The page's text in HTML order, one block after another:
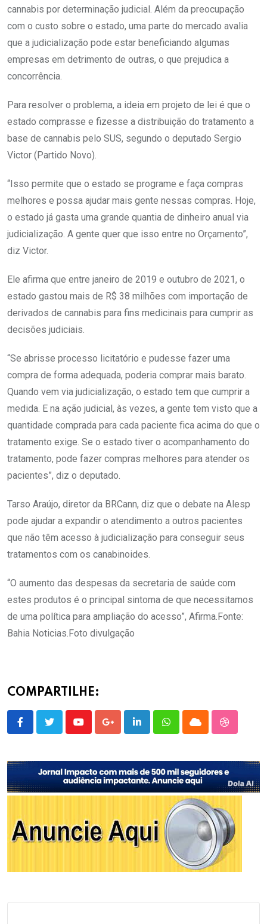
cannabis por determinação judicial. Além da preocupação
com o custo sobre o estado, uma parte do mercado avalia
que a judicialização pode estar beneficiando algumas
empresas em detrimento de outras, o que prejudica a
concorrência.
Para resolver o problema, a ideia em projeto de lei é que o
estado comprasse e fizesse a distribuição do tratamento a
base de cannabis pelo SUS, segundo o deputado Sergio
Victor (Partido Novo).
“Isso permite que o estado se programe e faça compras
melhores e possa ajudar mais gente nessas compras. Hoje,
o estado já gasta uma grande quantia de dinheiro anual via
judicialização. A gente quer que isso entre no Orçamento”,
diz Victor.
Ele afirma que entre janeiro de 2019 e outubro de 2021, o
estado gastou mais de R$ 38 milhões com importação de
derivados de cannabis para fins medicinais para cumprir as
decisões judiciais.
“Se abrisse processo licitatório e pudesse fazer uma
compra de forma adequada, poderia comprar mais barato.
Quando vem via judicialização, o estado tem que cumprir a
medida. E na ação judicial, às vezes, a gente tem visto que a
quantidade comprada para cada paciente fica acima do que o
tratamento exige. Se o estado tiver o acompanhamento do
tratamento, pode fazer compras melhores para atender os
pacientes”, diz o deputado.
Tarso Araújo, diretor da BRCann, diz que o debate na Alesp
pode ajudar a expandir o atendimento a outros pacientes
que não têm acesso à judicialização para conseguir seus
tratamentos com os canabinoides.
“O aumento das despesas da secretaria de saúde com
estes produtos é o principal sintoma de que necessitamos
de uma política para ampliação do acesso”, Afirma.Fonte:
Bahia Noticias.Foto divulgação
COMPARTILHE:
YoutubeGoogle+LinkedInWhatsappCloud